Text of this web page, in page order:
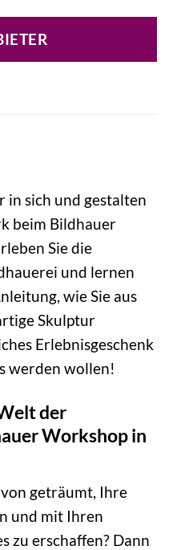
in sich und gestalten
beim Bildhauer
Sie die
und lernen
wie Sie aus
Skulptur
Erlebnisgeschenk
werden wollen!
der
Workshop in
geträumt, Ihre
und mit Ihren
zu erschaffen? Dann